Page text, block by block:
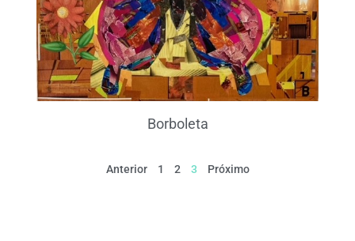
Borboleta
Anterior 1 2 3 Próximo